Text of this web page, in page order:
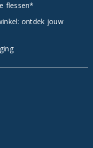
flessen*
ontdek jouw